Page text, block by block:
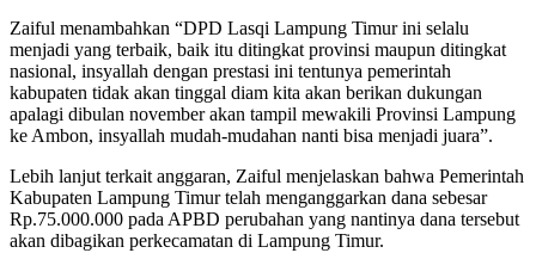
Zaiful menambahkan “DPD Lasqi Lampung Timur ini selalu
menjadi yang terbaik, baik itu ditingkat provinsi maupun ditingkat
nasional, insyallah dengan prestasi ini tentunya pemerintah
kabupaten tidak akan tinggal diam kita akan berikan dukungan
apalagi dibulan november akan tampil mewakili Provinsi Lampung
ke Ambon, insyallah mudah-mudahan nanti bisa menjadi juara”.
Lebih lanjut terkait anggaran, Zaiful menjelaskan bahwa Pemerintah
Kabupaten Lampung Timur telah menganggarkan dana sebesar
Rp.75.000.000 pada APBD perubahan yang nantinya dana tersebut
akan dibagikan perkecamatan di Lampung Timur.